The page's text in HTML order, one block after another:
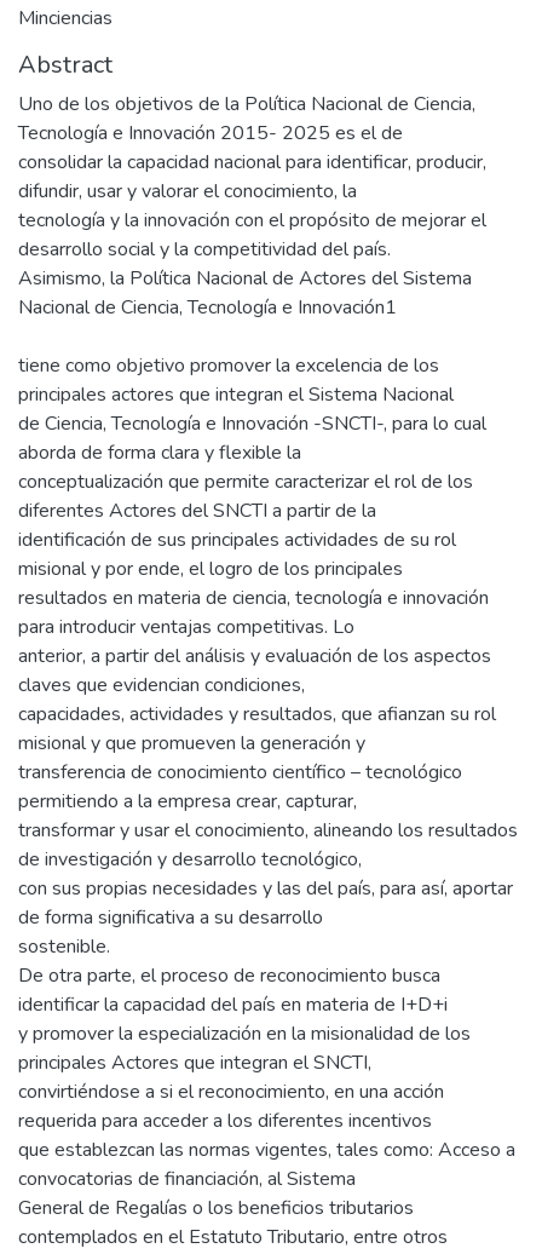
Minciencias
Abstract
Uno de los objetivos de la Política Nacional de Ciencia,
Tecnología e Innovación 2015- 2025 es el de
consolidar la capacidad nacional para identificar, producir,
difundir, usar y valorar el conocimiento, la
tecnología y la innovación con el propósito de mejorar el
desarrollo social y la competitividad del país.
Asimismo, la Política Nacional de Actores del Sistema
Nacional de Ciencia, Tecnología e Innovación1
tiene como objetivo promover la excelencia de los
principales actores que integran el Sistema Nacional
de Ciencia, Tecnología e Innovación -SNCTI-, para lo cual
aborda de forma clara y flexible la
conceptualización que permite caracterizar el rol de los
diferentes Actores del SNCTI a partir de la
identificación de sus principales actividades de su rol
misional y por ende, el logro de los principales
resultados en materia de ciencia, tecnología e innovación
para introducir ventajas competitivas. Lo
anterior, a partir del análisis y evaluación de los aspectos
claves que evidencian condiciones,
capacidades, actividades y resultados, que afianzan su rol
misional y que promueven la generación y
transferencia de conocimiento científico – tecnológico
permitiendo a la empresa crear, capturar,
transformar y usar el conocimiento, alineando los resultados
de investigación y desarrollo tecnológico,
con sus propias necesidades y las del país, para así, aportar
de forma significativa a su desarrollo
sostenible.
De otra parte, el proceso de reconocimiento busca
identificar la capacidad del país en materia de I+D+i
y promover la especialización en la misionalidad de los
principales Actores que integran el SNCTI,
convirtiéndose a si el reconocimiento, en una acción
requerida para acceder a los diferentes incentivos
que establezcan las normas vigentes, tales como: Acceso a
convocatorias de financiación, al Sistema
General de Regalías o los beneficios tributarios
contemplados en el Estatuto Tributario, entre otros